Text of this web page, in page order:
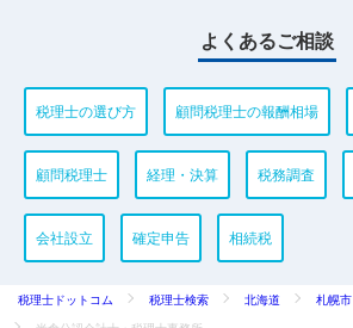
よくあるご相談
税理士の選び方 顧問税理士の報酬相場
顧問税理士 経理・決算 税務調査
会社設立 確定申告 相続税
税理士ドットコム 税理士検索 北海道 札幌市